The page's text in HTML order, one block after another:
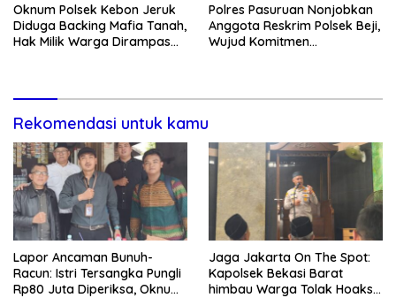
Oknum Polsek Kebon Jeruk
Diduga Backing Mafia Tanah,
Hak Milik Warga Dirampas
Polres Pasuruan Nonjobkan
Anggota Reskrim Polsek Beji,
Wujud Komitmen
Rekomendasi untuk kamu
Lapor Ancaman Bunuh-
Racun: Istri Tersangka Pungli
Rp80 Juta Diperiksa, Oknum
Jaga Jakarta On The Spot:
Kapolsek Bekasi Barat
himbau Warga Tolak Hoaks